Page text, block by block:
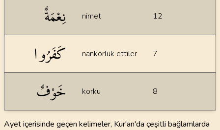
نِعْمَةٌ nimet 12
كَفَرُوا nankörlük ettiler 7
خَوْفٌ korku 8
Ayet içerisinde geçen kelimeler, Kur'an'da çeşitli bağlamlarda